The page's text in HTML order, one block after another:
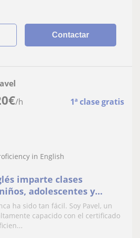
Contactar
€/h 1ª clase gratis
in English
imparte clases
adolescentes y
ha sido tan fácil. Soy Pavel, un
capacido con el certificado